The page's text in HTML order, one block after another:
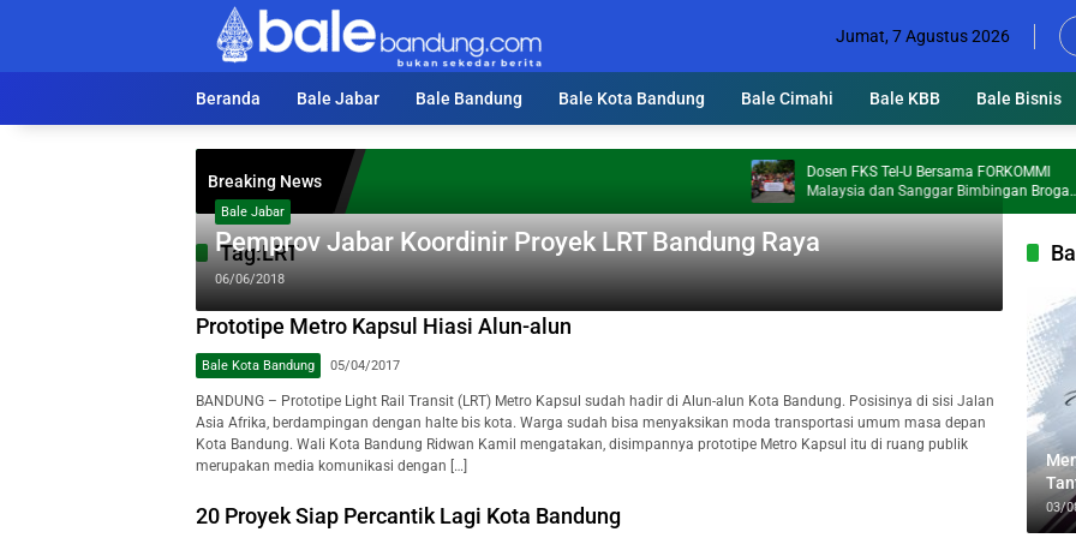
Jumat, 7 Agustus 2026
Beranda Bale Jabar Bale Bandung Bale Kota Bandung Bale Cimahi Bale KBB Bale Bisnis
Breaking News
Dosen FKS Tel-U Bersama FORKOMMI
Malaysia dan Sanggar Bimbingan Broga
Perkuat Kolaborasi Internasional melalui
Pengabdian kepada Masyarakat
Tag:LRT
Bale Jabar
Pemprov Jabar Koordinir Proyek LRT Bandung Raya
06/06/2018
Prototipe Metro Kapsul Hiasi Alun-alun
Bale Kota Bandung 05/04/2017
BANDUNG – Prototipe Light Rail Transit (LRT) Metro Kapsul sudah hadir di Alun-alun Kota Bandung. Posisinya di sisi Jalan
Asia Afrika, berdampingan dengan halte bis kota. Warga sudah bisa menyaksikan moda transportasi umum masa depan
Kota Bandung. Wali Kota Bandung Ridwan Kamil mengatakan, disimpannya prototipe Metro Kapsul itu di ruang publik
merupakan media komunikasi dengan […]
20 Proyek Siap Percantik Lagi Kota Bandung 03/